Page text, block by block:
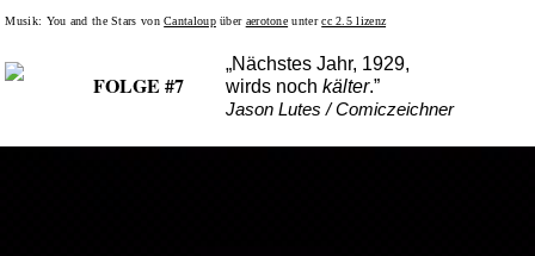
Musik: You and the Stars vonCantaloupüber aerotone untercc 2.5 lizenz
FOLGE #7
„Nächstes Jahr, 1929,
wirds nochkälter.”
Jason Lutes / Comiczeichner